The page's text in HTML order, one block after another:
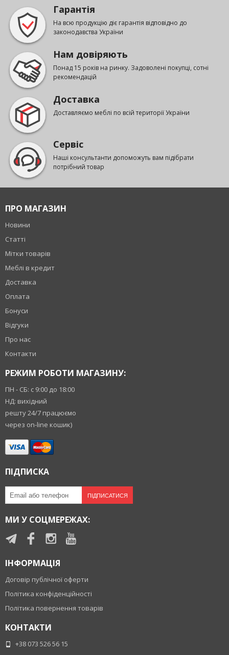
Гарантія
На всю продукцію діє гарантія відповідно до
законодавства України
Нам довіряють
Понад 15 років на ринку. Задоволені покупці, сотні
рекомендацій
Доставка
Доставляємо меблі по всій території України
Сервіс
Наші консультанти допоможуть вам підібрати
потрібний товар
ПРО МАГАЗИН
Новини
Статті
Мітки товарів
Меблі в кредит
Доставка
Оплата
Бонуси
Відгуки
Про нас
Контакти
РЕЖИМ РОБОТИ МАГАЗИНУ:
ПН - СБ: с 9:00 до 18:00
НД: вихідний
решту 24/7 працюємо
через on-line кошик)
ПІДПИСКА
ПІДПИСАТИСЯ
МИ У СОЦМЕРЕЖАХ:
ІНФОРМАЦІЯ
Договір публічної оферти
Політика конфіденційності
Політика повернення товарів
КОНТАКТИ
+38 073 526 56 15